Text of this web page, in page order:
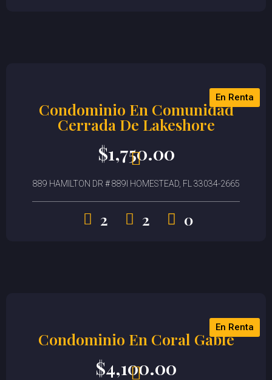
En Renta
Condominio En Comunidad
Cerrada De Lakeshore
$1,750.00
889 HAMILTON DR # 889I HOMESTEAD, FL 33034-2665
2 2 0
En Renta
Condominio En Coral Gable
$4,100.00